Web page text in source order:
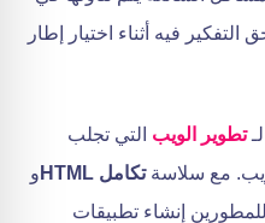
التفكير فيه أثناء اختيار إطار
تطوير الويب التي تجلب
مع سلاسةتكامل HTML
و
، يتيح Vue.js للمطورين إنشاء تطبيقات